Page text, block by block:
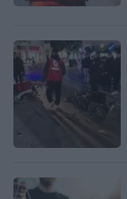
Image
Image